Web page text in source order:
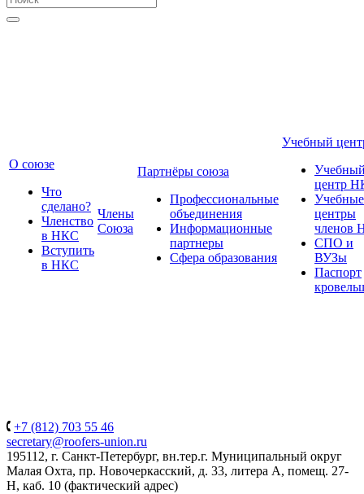
О союзе
Что
сделано?
Членство
в НКС
Вступить
в НКС
Члены
Союза
Партнёры союза
Профессиональные
объединения
Информационные
партнеры
Сфера образования
Учебный
центр
Учебные
центры
членов
СПО и
ВУЗы
Паспорт
+7 (812) 703 55 46
secretary@roofers-union.ru
195112, г. Санкт-Петербург, вн.тер.г. Муниципальный округ
Малая Охта, пр. Новочеркасский, д. 33, литера А, помещ. 27-
Н, каб. 10 (фактический адрес)